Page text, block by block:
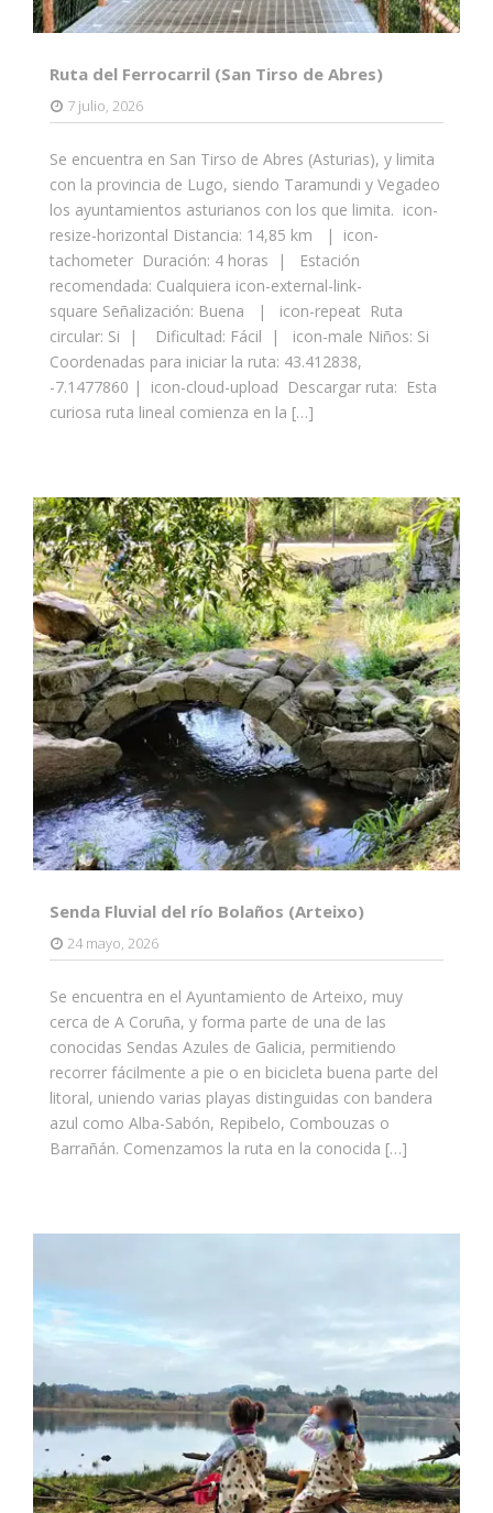
Ruta del Ferrocarril (San Tirso de Abres)
7 julio, 2026
Se encuentra en San Tirso de Abres (Asturias), y limita
con la provincia de Lugo, siendo Taramundi y Vegadeo
los ayuntamientos asturianos con los que limita. icon-
resize-horizontal Distancia: 14,85 km | icon-
tachometer Duración: 4 horas | Estación
recomendada: Cualquiera icon-external-link-
square Señalización: Buena | icon-repeat Ruta
circular: Si | Dificultad: Fácil | icon-male Niños: Si
Coordenadas para iniciar la ruta: 43.412838,
-7.1477860 | icon-cloud-upload Descargar ruta: Esta
curiosa ruta lineal comienza en la […]
Senda Fluvial del río Bolaños (Arteixo)
24 mayo, 2026
Se encuentra en el Ayuntamiento de Arteixo, muy
cerca de A Coruña, y forma parte de una de las
conocidas Sendas Azules de Galicia, permitiendo
recorrer fácilmente a pie o en bicicleta buena parte del
litoral, uniendo varias playas distinguidas con bandera
azul como Alba-Sabón, Repibelo, Combouzas o
Barrañán. Comenzamos la ruta en la conocida […]